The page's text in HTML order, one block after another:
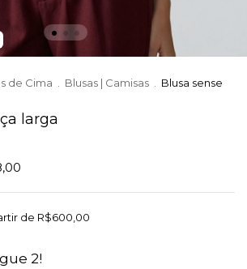
de Cima Blusas | Camisas
Blusa sense
larga
de R$600,00
2!